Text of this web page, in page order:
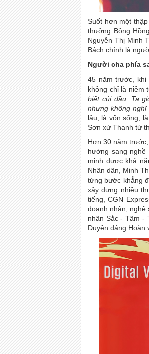
Suốt hơn một
thưởng Bông
Nguyễn Thị Minh
Bách chính là
Người cha phía
45 năm trước,
không chỉ là niềm
biết cúi đầu. Ta
nhưng không
lâu, là vốn sống,
Sơn xứ Thanh từ
Hơn 30 năm
hướng sang
minh được khả
Nhân dân, Minh
từng bước khẳng
xây dựng nhiều
tiếng, CGN
doanh nhân, nghệ
nhân Sắc - Tâm -
Duyên dáng Hoàn